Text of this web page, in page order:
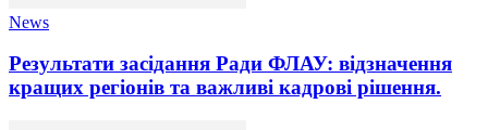
News
Результати засідання Ради ФЛАУ: відзначення
кращих регіонів та важливі кадрові рішення.